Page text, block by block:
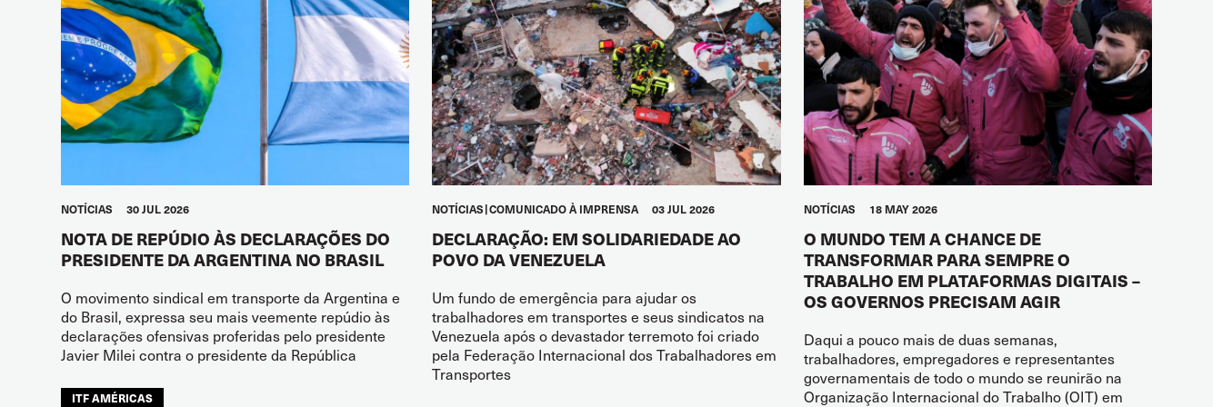
NOTÍCIAS 30 JUL 2026
NOTA DE REPÚDIO ÀS DECLARAÇÕES DO
PRESIDENTE DA ARGENTINA NO BRASIL
O movimento sindical em transporte da Argentina e
do Brasil, expressa seu mais veemente repúdio às
declarações ofensivas proferidas pelo presidente
Javier Milei contra o presidente da República
ITF AMÉRICAS
NOTÍCIAS COMUNICADO À IMPRENSA 03 JUL 2026
DECLARAÇÃO: EM SOLIDARIEDADE AO
POVO DA VENEZUELA
Um fundo de emergência para ajudar os
trabalhadores em transportes e seus sindicatos na
Venezuela após o devastador terremoto foi criado
pela Federação Internacional dos Trabalhadores em
Transportes
NOTÍCIAS 18 MAY 2026
O MUNDO TEM A CHANCE DE
TRANSFORMAR PARA SEMPRE O
TRABALHO EM PLATAFORMAS DIGITAIS –
OS GOVERNOS PRECISAM AGIR
Daqui a pouco mais de duas semanas,
trabalhadores, empregadores e representantes
governamentais de todo o mundo se reunirão na
Organização Internacional do Trabalho (OIT) em